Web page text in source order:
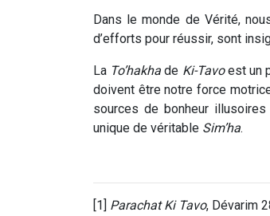
Dans le monde de Vérité,
d’efforts pour réussir, sont
La To’hakha de Ki-Tavoest un
doivent être notre force
sources de bonheur
unique de véritable Sim’ha.
[1] Parachat Ki Tavo, Dévarim